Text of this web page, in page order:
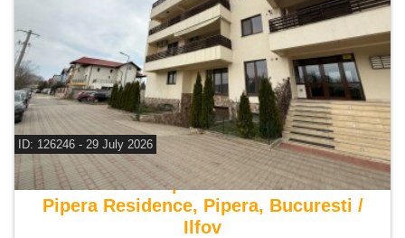
ID: 126246 - 29 July 2026
De vanzare apartament 3 camere
Pipera Residence, Pipera, Bucuresti /
Ilfov